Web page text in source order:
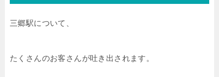
三郷駅について、
たくさんのお客さんが吐き出されます。